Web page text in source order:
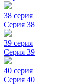
38 серия
Серия 38
39 серия
Серия 39
40 серия
Серия 40